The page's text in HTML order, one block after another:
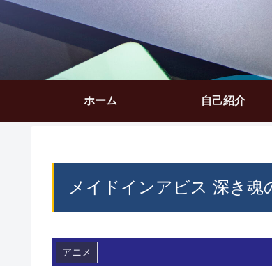
ホーム 自己紹介
メイドインアビス 深き魂
アニメ